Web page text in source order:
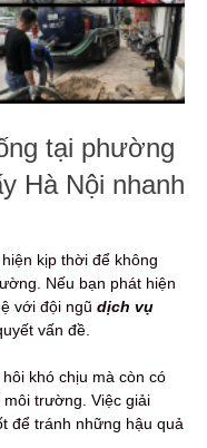
tại phường
Hà Nội nhanh
kịp thời để không
Nếu bạn phát hiện
với đội ngũ dịch vụ
vấn đề.
khó chịu mà còn có
trường. Việc giải
để tránh những hậu quả